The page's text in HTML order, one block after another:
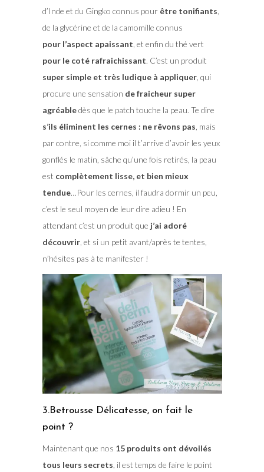
d’Inde et du Gingko connus pour être tonifiants
de la glycérine et de la camomille connus
pour l’aspect apaissant , et enfin du thé vert
pour le coté rafraichissant. C’est un produit
super simple et très ludique à appliquer, qui
procure une sensation de fraicheur super
agréabledès que le patch touche la peau. Te dire
s’ils éliminent les cernes : ne rêvons pas , mais
par contre, si comme moi il t’arrive d’avoir les yeux
gonflés le matin, sâche qu’une fois retirés, la peau
est complètement lisse, et bien mieux
tendue…Pour les cernes, il faudra dormir un peu,
c’est le seul moyen de leur dire adieu ! En
attendant c’est un produit que j’ai adoré
découvrir, et si un petit avant/après te tentes,
n’hésites pas à te manifester !
3.Betrousse Délicatesse, on fait le
point ?
Maintenant que nos 15 produits ont dévoilés
tous leurs secrets , il est temps de faire le point